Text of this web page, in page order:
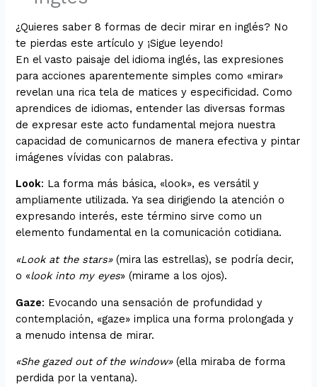
¿Quieres saber 8 formas de decir mirar en inglés? No
te pierdas este artículo y ¡Sigue leyendo!
En el vasto paisaje del idioma inglés, las expresiones
para acciones aparentemente simples como «mirar»
revelan una rica tela de matices y especificidad. Como
aprendices de idiomas, entender las diversas formas
de expresar este acto fundamental mejora nuestra
capacidad de comunicarnos de manera efectiva y pintar
imágenes vívidas con palabras.
Look: La forma más básica, «look», es versátil y
ampliamente utilizada. Ya sea dirigiendo la atención o
expresando interés, este término sirve como un
elemento fundamental en la comunicación cotidiana.
«Look at the stars»(mira las estrellas), se podría decir,
o «look into my eyes» (mirame a los ojos).
Gaze: Evocando una sensación de profundidad y
contemplación, «gaze» implica una forma prolongada y
a menudo intensa de mirar.
«She gazed out of the window»(ella miraba de forma
perdida por la ventana).